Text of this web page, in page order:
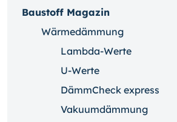
Baustoff Magazin
Wärmedämmung
Lambda-Werte
U-Werte
DämmCheck express
Vakuumdämmung